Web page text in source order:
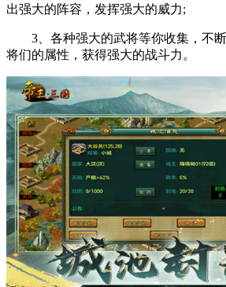
出强大的阵容，发挥强大的威力;
3、各种强大的武将等你收集，不断
将们的属性，获得强大的战斗力。